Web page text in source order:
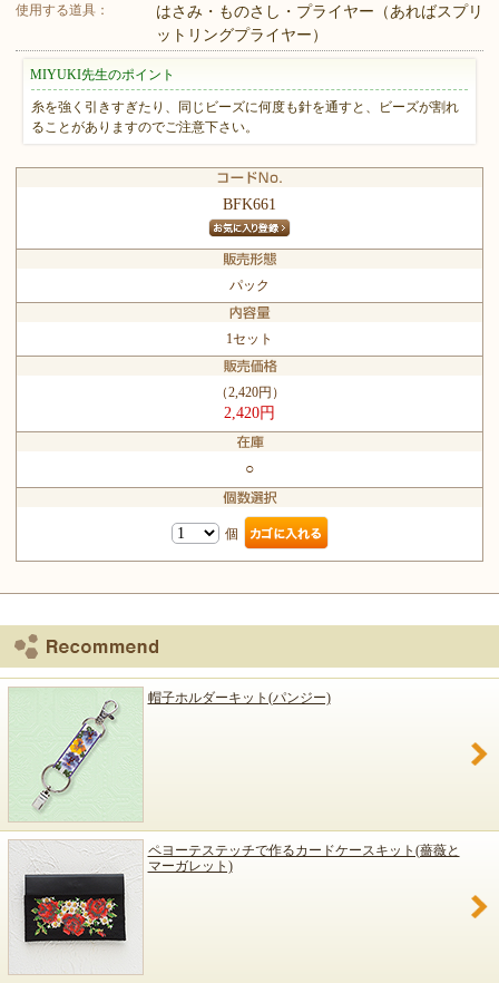
使用する道具：
はさみ・ものさし・プライヤー（あればスプリ
ットリングプライヤー）
MIYUKI先生のポイント
糸を強く引きすぎたり、同じビーズに何度も針を通すと、ビーズが割れ
ることがありますのでご注意下さい。
BFK661
パック
1セット
（2,420円）
2,420円
○
個
帽子ホルダーキット(パンジー)
ペヨーテステッチで作るカードケースキット(薔薇と
マーガレット)